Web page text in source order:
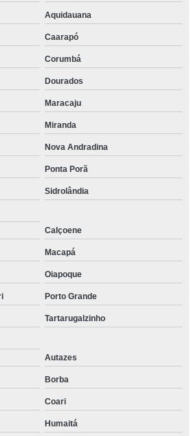
Aquidauana
Caarapó
Corumbá
Dourados
Maracaju
Miranda
Nova Andradina
Ponta Porã
Sidrolândia
Calçoene
Macapá
Oiapoque
Porto Grande
Tartarugalzinho
Autazes
Borba
Coari
Humaitá